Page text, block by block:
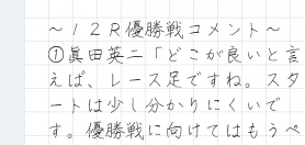
～１２Ｒ優勝戦コメント～
①眞田英二「どこが良いと言
えば、レース足ですね。スタ
ートは少し分かりにくいで
す。優勝戦に向けてはもうペ